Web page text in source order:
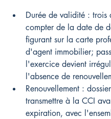
Durée de validité : trois
compter de la date de
figurant sur la carte
d'agent immobilier;
l'exercice devient
l'absence de
Renouvellement :
transmettre à la CCI
expiration, avec